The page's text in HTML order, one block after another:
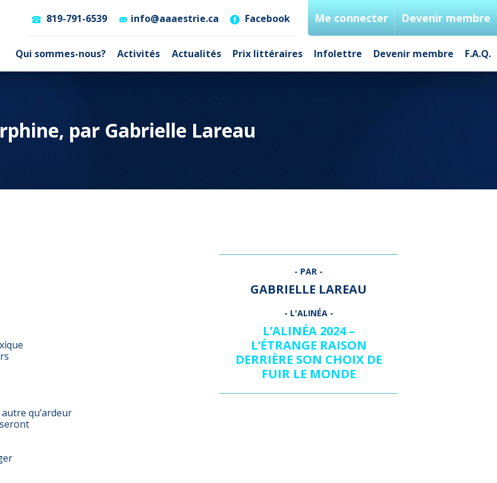
Qui sommes-nous? Activités Actualités Prix littéraires Infolettre Devenir membre F.A.Q.
819-791-6539 info@aaaestrie.ca Facebook Me connecter Devenir membre
par Gabrielle Lareau
GABRIELLE LAREAU
L’ALINÉA 2024 –
L’ÉTRANGE RAISON
DERRIÈRE SON CHOIX DE
FUIR LE MONDE
qu’ardeur